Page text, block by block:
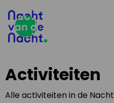
Activiteiten
Alle activiteiten in de